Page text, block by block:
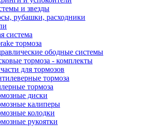
и звезды
рубашки, расходники
система
тормоза
ободные системы
тормоза - комплекты
для тормозов
тормоза
тормоза
диски
калиперы
колодки
рукоятки